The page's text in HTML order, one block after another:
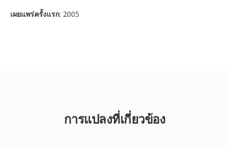
เผยแพร่ครั้งแรก: 2005
การแปลงที่เกี่ยวข้อง